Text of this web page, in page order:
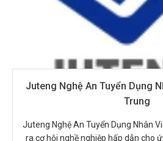
Juteng Nghệ An Tuyển Dụng
Trung
Juteng Nghệ An Tuyển Dụng Nhân
ra cơ hội nghề nghiệp hấp dẫn cho